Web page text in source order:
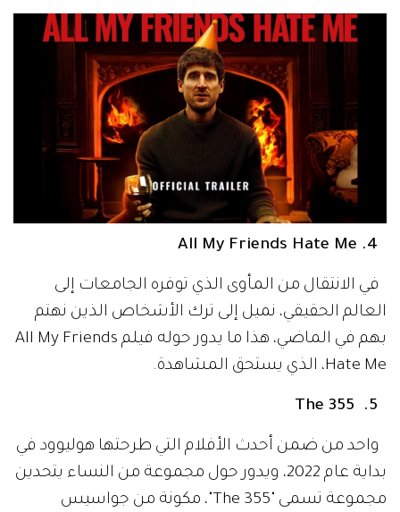
في الانتقال من المأوى الذي توفره الجامعات إلى
العالم الحقيقي، نميل إلى ترك الأشخاص الذين نهتم
بهم في الماضي، هذا ما يدور حوله فيلم All My Friends
Hate Me، الذي يستحق المشاهدة.
واحد من ضمن أحدث الأفلام التي طرحتها هوليوود في
بداية عام 2022، ويدور حول مجموعة من النساء يتحدين
مجموعة تسمى "The 355"، مكونة من جواسيس